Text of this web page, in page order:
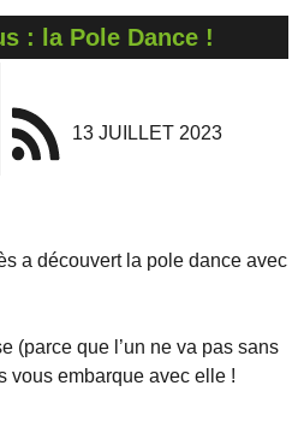
: la Pole Dance !
13 JUILLET 2023
a découvert la pole dance avec
(parce que l’un ne va pas sans
vous embarque avec elle !